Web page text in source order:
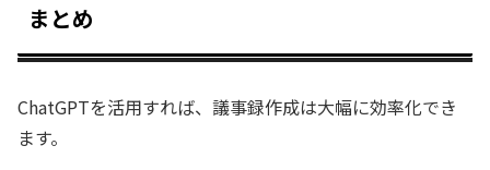
まとめ
ChatGPTを活用すれば、議事録作成は大幅に効率化でき
ます。